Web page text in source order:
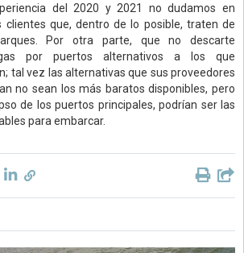
del 2020 y 2021 no dudamos en
clientes que, dentro de lo posible, traten de
Por otra parte, que no descarte
por puertos alternativos a los que
tal vez las alternativas que sus proveedores
no sean los más baratos disponibles, pero
de los puertos principales, podrían ser las
para embarcar.